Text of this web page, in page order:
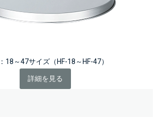
18～47サイズ（HF-18～HF-47）
詳細を見る